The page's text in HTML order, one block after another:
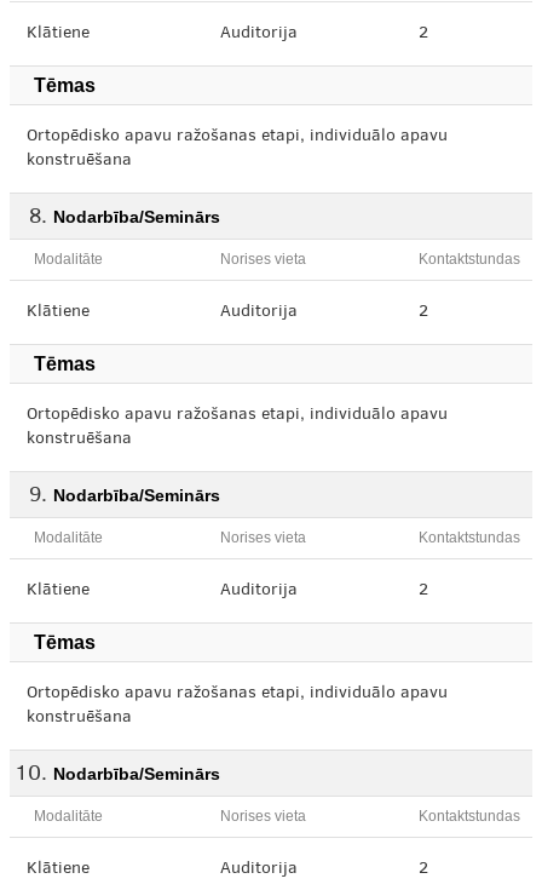
Klātiene Auditorija 2
Tēmas
Ortopēdisko apavu ražošanas etapi, individuālo apavu
konstruēšana
Nodarbība/Seminārs
Modalitāte Norises vieta Kontaktstundas
Klātiene Auditorija 2
Tēmas
Ortopēdisko apavu ražošanas etapi, individuālo apavu
konstruēšana
Nodarbība/Seminārs
Modalitāte Norises vieta Kontaktstundas
Klātiene Auditorija 2
Tēmas
Ortopēdisko apavu ražošanas etapi, individuālo apavu
konstruēšana
Nodarbība/Seminārs
Modalitāte Norises vieta Kontaktstundas
Klātiene Auditorija 2